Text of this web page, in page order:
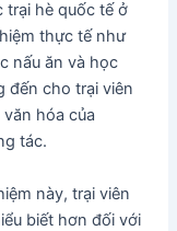
trại hè quốc tế ở
thực tế như
nấu ăn và học
đến cho trại viên
hóa của
tác.
này, trại viên
biết hơn đối với